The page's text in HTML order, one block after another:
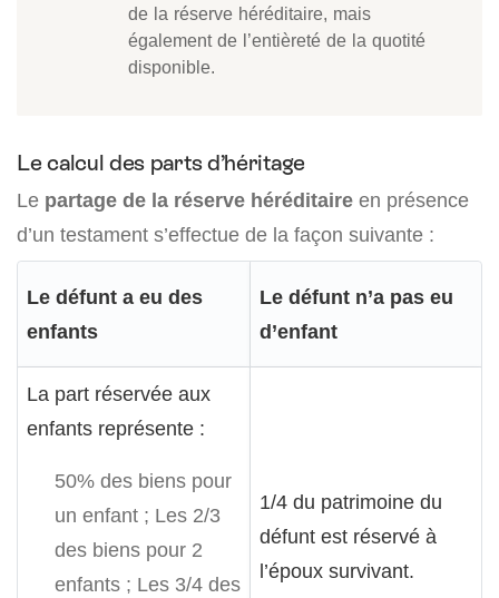
de la réserve héréditaire, mais
également de l’entièreté de la quotité
disponible.
Le calcul des parts d’héritage
Le partage de la réserve héréditaire en présence
d’un testament s’effectue de la façon suivante :
Le défunt a eu des
enfants
Le défunt n’a pas eu
d’enfant
La part réservée aux
enfants représente :
50% des biens pour
un enfant ; Les 2/3
des biens pour 2
enfants ; Les 3/4 des
1/4 du patrimoine du
défunt est réservé à
l’époux survivant.